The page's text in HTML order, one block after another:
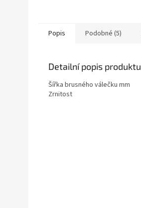
Popis Podobné (5)
Detailní popis produktu
Šířka brusného válečku mm
Zrnitost